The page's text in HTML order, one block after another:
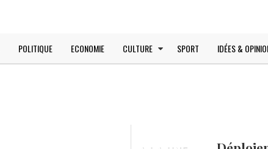
POLITIQUE ECONOMIE CULTURE SPORT IDÉES &